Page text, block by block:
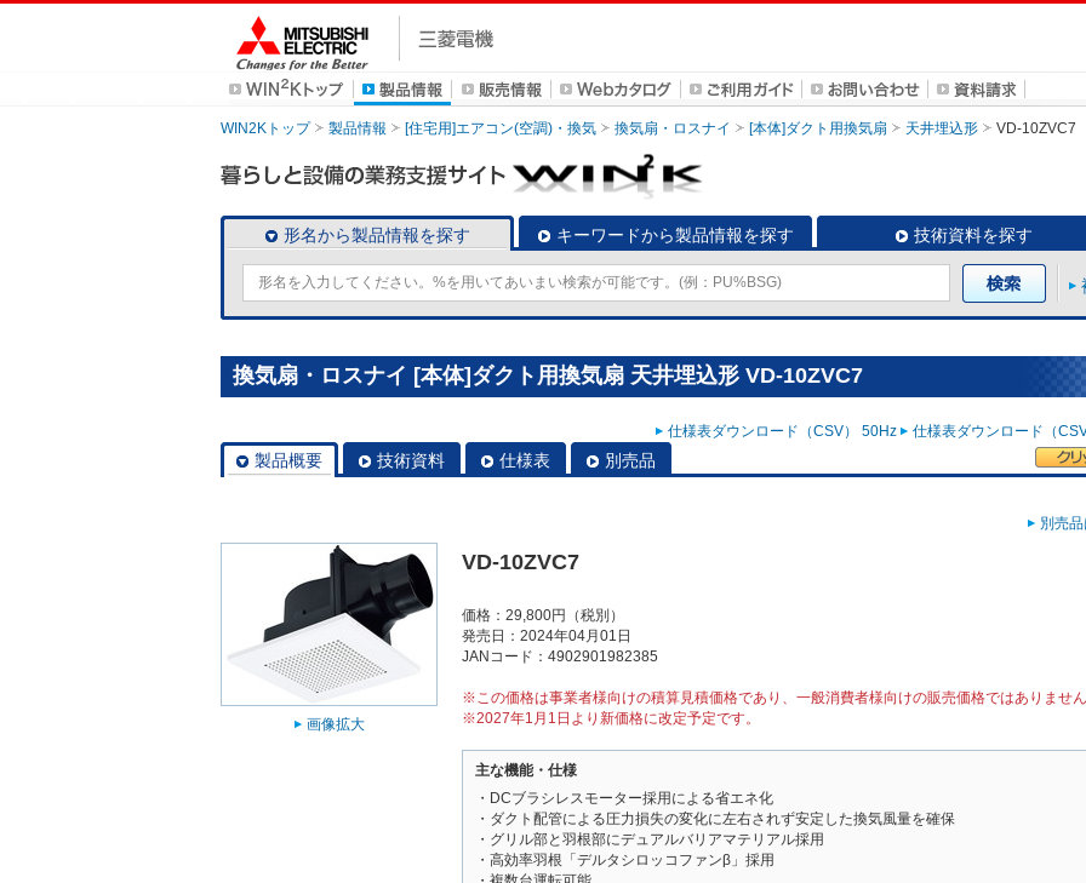
WIN2Kトップ 製品情報 [住宅用]エアコン(空調)・換気 換気扇・ロスナイ [本体]ダクト用換気扇 天井埋込形 VD-10ZVC7
形名から製品情報を探す キーワードから製品情報を探す 技術資料を探す
換気扇・ロスナイ [本体]ダクト用換気扇 天井埋込形 VD-10ZVC7
仕様表ダウンロード（CSV） 50Hz 仕様表ダウンロード（
製品概要 技術資料 仕様表 別売品
別売
画像拡大
VD-10ZVC7
価格：29,800円（税別）
発売日：2024年04月01日
JANコード：4902901982385
※この価格は事業者様向けの積算見積価格であり、一般消費者様向けの販売価格ではありませ
※2027年1月1日より新価格に改定予定です。
主な機能・仕様
・DCブラシレスモーター採用による省エネ化
・ダクト配管による圧力損失の変化に左右されず安定した換気風量を確保
・グリル部と羽根部にデュアルバリアマテリアル採用
・高効率羽根「デルタシロッコファンβ」採用